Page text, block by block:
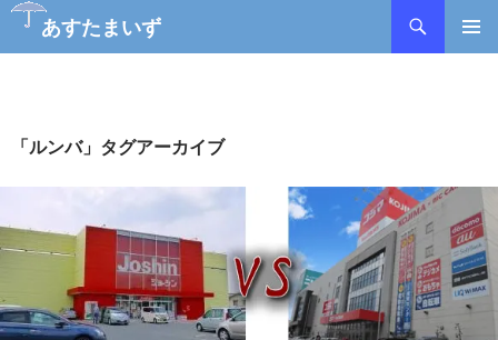
あすたまいず
検
ツ
ッ
プ
「ルンバ」タグアーカイブ